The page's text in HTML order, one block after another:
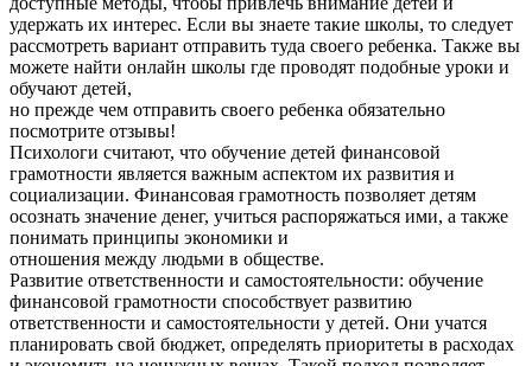
удержать их интерес. Если вы знаете такие школы, то следует
рассмотреть вариант отправить туда своего ребенка. Также вы
можете найти онлайн школы где проводят подобные уроки и
обучают детей,
но прежде чем отправить своего ребенка обязательно
посмотрите отзывы!
Психологи считают, что обучение детей финансовой
грамотности является важным аспектом их развития и
социализации. Финансовая грамотность позволяет детям
осознать значение денег, учиться распоряжаться ими, а также
понимать принципы экономики и
отношения между людьми в обществе.
Развитие ответственности и самостоятельности: обучение
финансовой грамотности способствует развитию
ответственности и самостоятельности у детей. Они учатся
планировать свой бюджет, определять приоритеты в расходах